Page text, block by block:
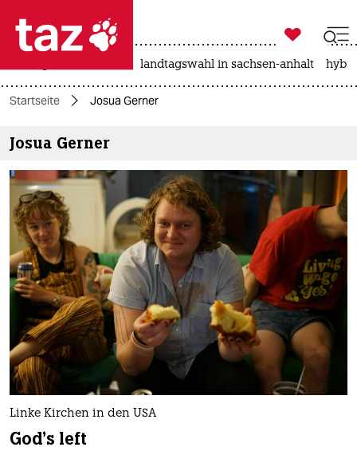
 taz zahl ich
taz zahl ich
themen
politik
öko
gesellschaft
kultur
sport
berlin
nord
wahrheit

taz zahl ich
landtagswahl in sachsen-anhalt
Startseite Josua Gerner
Josua Gerner
Linke Kirchen in den USA
God's left